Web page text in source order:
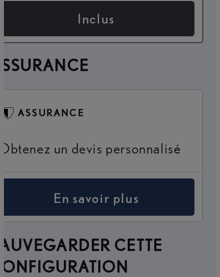
Inclus
ASSURANCE
un devis personnalisé
En savoir plus
CETTE